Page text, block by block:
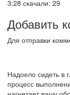
3:28 скачали: 29
Добавить
Для отправки
Надоело сидеть в
процесс